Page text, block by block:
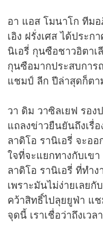
อา แอส โมนาโก ทีม
เอิง ฝรั่งเศส ได้ประก
นิเอรี่ กุนซือชาวอิตาเ
กุนซือมากประสบกา
แชมป์ ลีก ปีล่าสุดก็ตา
วา ดิม วาซิลเยฟ รอง
แถลงข่าวยืนยันถึงเรื่
ลาดิโอ รานิเอรี่ จะอ
ใจที่จะแยกทางกับเข
ลาดิโอ รานิเอรี่ ที่ทำง
เพราะมันไม่ง่ายเลย
คว้าสิทธิ์ไปลุยยูฟ่า แ
จุดนี้ เราเชื่อว่าถึงเว